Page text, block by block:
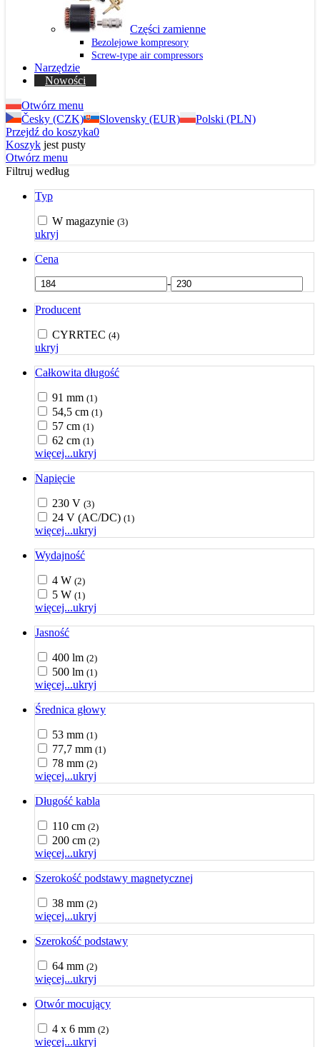
Części zamienne
Bezolejowe kompresory
Screw-type air compressors
Narzędzie
Nowości
Otwórz menu
Česky (CZK)
Slovensky (EUR)
Polski (PLN)
Przejdź do koszyka0
Koszyk jest pusty
Otwórz menu
Filtruj według
Typ
W magazynie (3)
ukryj
Cena
-
Producent
CYRRTEC (4)
ukryj
Całkowita długość
91 mm (1)
54,5 cm (1)
57 cm (1)
62 cm (1)
więcej...ukryj
Napięcie
230 V (3)
24 V (AC/DC) (1)
więcej...ukryj
Wydajność
4 W (2)
5 W (1)
więcej...ukryj
Jasność
400 lm (2)
500 lm (1)
więcej...ukryj
Średnica głowy
53 mm (1)
77,7 mm (1)
78 mm (2)
więcej...ukryj
Długość kabla
110 cm (2)
200 cm (2)
więcej...ukryj
Szerokość podstawy magnetycznej
38 mm (2)
więcej...ukryj
Szerokość podstawy
64 mm (2)
więcej...ukryj
Otwór mocujący
4 x 6 mm (2)
więcej...ukryj